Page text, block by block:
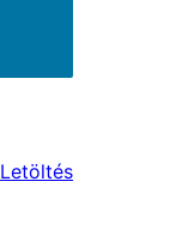
Letöltés